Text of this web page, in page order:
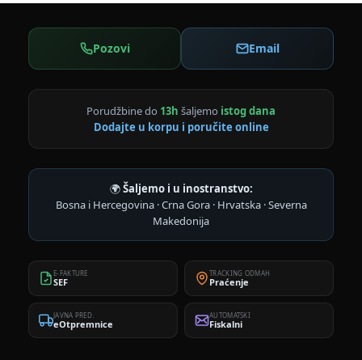
Pozovi Email
Porudžbine do 13h šaljemo istog dana
Dodajte u korpu i poručite online
🌍Šaljemo i u inostranstvo:
Bosna i Hercegovina · Crna Gora · Hrvatska · Severna
Makedonija
E-FAKTURE
SEF
TRACKING ODMAH
Praćenje
JAVNA PRED.
eOtpremnice
AUTOMATSKI
Fiskalni